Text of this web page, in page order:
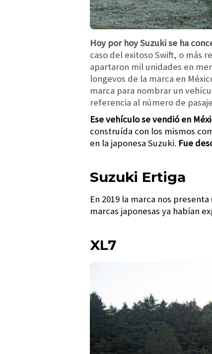
Hoy por hoy Suzuki se ha
caso del exitoso Swift, o más
apartaron mil unidades en
longevos de la marca en
marca para nombrar un
referencia al número de
Ese vehículo se vendió en
construída con los mismos
en la japonesa Suzuki. Fue
Suzuki Ertiga
En 2019 la marca nos
marcas japonesas ya habían
XL7